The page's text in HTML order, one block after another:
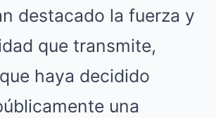
destacado la fuerza y
que transmite,
haya decidido
una